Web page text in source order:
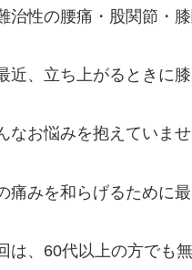
治性の腰痛・股関節・
最近、立ち上がるときに
なお悩みを抱えていませ
痛みを和らげるために
は、60代以上の方でも